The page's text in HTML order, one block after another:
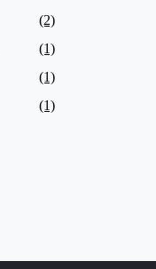
(2)
(1)
(1)
(1)